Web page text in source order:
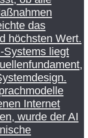
das
höchsten Wert.
Systems liegt
Internet
wurde der AI